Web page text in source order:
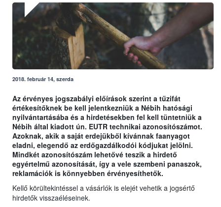
2018. február 14, szerda
Az érvényes jogszabályi előírások szerint a tűzifát
értékesítőknek be kell jelentkezniük a Nébih hatósági
nyilvántartásába és a hirdetésekben fel kell tüntetniük a
Nébih által kiadott ún. EUTR technikai azonosítószámot.
Azoknak, akik a saját erdejükből kívánnak faanyagot
eladni, elegendő az erdőgazdálkodói kódjukat jelölni.
Mindkét azonosítószám lehetővé teszik a hirdető
egyértelmű azonosítását, így a vele szembeni panaszok,
reklamációk is könnyebben érvényesíthetők.
Kellő körültekintéssel a vásárlók is elejét vehetik a jogsértő
hirdetők visszaéléseinek.